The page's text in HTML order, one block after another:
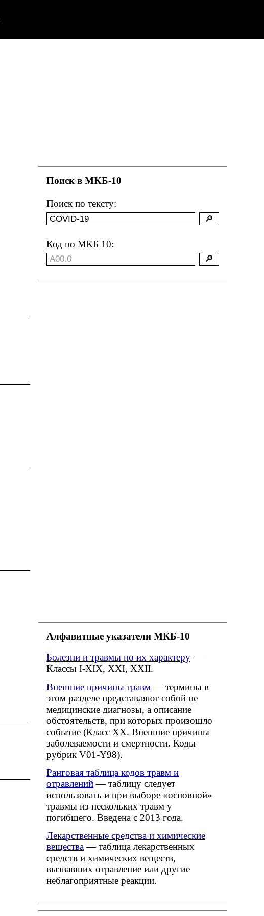
Поиск в MKБ-10
Поиск по тексту:
Код по МКБ 10:
Алфавитные указатели МКБ-10
Болезни и травмы по их характеру—
Классы I-XIX, XXI, XXII.
Внешние причины травм— термины в
этом разделе представляют собой не
медицинские диагнозы, а описание
обстоятельств, при которых произошло
событие (Класс XX. Внешние причины
заболеваемости и смертности. Коды
рубрик V01-Y98).
Ранговая таблица кодов травм и
отравлений— таблицу следует
использовать и при выборе «основной»
травмы из нескольких травм у
погибшего. Введена с 2013 года.
Лекарственные средства и химические
вещества— таблица лекарственных
средств и химических веществ,
вызвавших отравление или другие
неблагоприятные реакции.